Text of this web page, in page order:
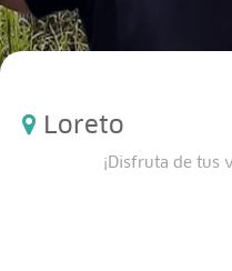
Loreto
¡Disfruta de tus